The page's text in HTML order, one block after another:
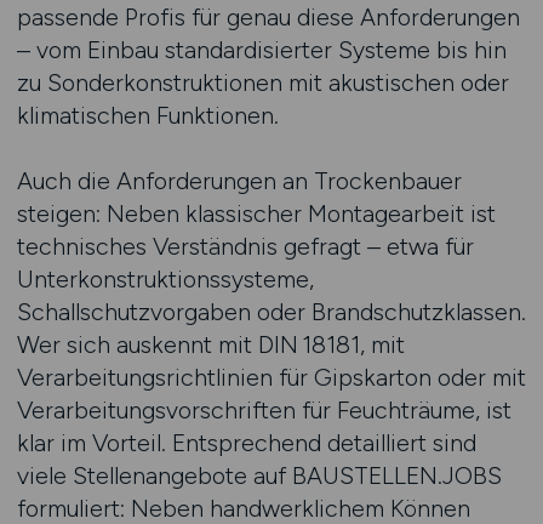
passende Profis für genau diese Anforderungen
– vom Einbau standardisierter Systeme bis hin
zu Sonderkonstruktionen mit akustischen oder
klimatischen Funktionen.
Auch die Anforderungen an Trockenbauer
steigen: Neben klassischer Montagearbeit ist
technisches Verständnis gefragt – etwa für
Unterkonstruktionssysteme,
Schallschutzvorgaben oder Brandschutzklassen.
Wer sich auskennt mit DIN 18181, mit
Verarbeitungsrichtlinien für Gipskarton oder mit
Verarbeitungsvorschriften für Feuchträume, ist
klar im Vorteil. Entsprechend detailliert sind
viele Stellenangebote auf BAUSTELLEN.JOBS
formuliert: Neben handwerklichem Können